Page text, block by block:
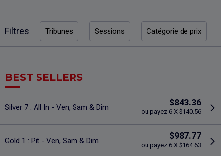
Filtres Tribunes Sessions Catégorie de prix
BEST SELLERS
Silver 7 : All In - Ven, Sam & Dim
$843.36
ou payez 6 X $140.56
Gold 1 : Pit - Ven, Sam & Dim
$987.77
ou payez 6 X $164.63